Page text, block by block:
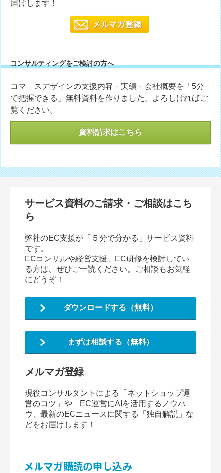
届けします！
コンサルティングをご検討の方へ
コマースデザインの支援内容・実績・会社概要を「5分
で把握できる」無料資料を作りました。よろしければご
覧ください。
資料請求はこちら
サービス資料のご請求・ご相談はこち
ら
弊社のEC支援が「５分で分かる」サービス資料
です。
ECコンサルや経営支援、EC研修を検討してい
る方は、ぜひご一読ください。ご相談もお気軽
にどうぞ！
ダウンロードする（無料）
まずは相談する（無料）
メルマガ登録
現役コンサルタントによる「ネットショップ運
営のコツ」や、EC運営にAIを活用するノウハ
ウ、最新のECニュースに関する「独自解説」な
どをお届けします！